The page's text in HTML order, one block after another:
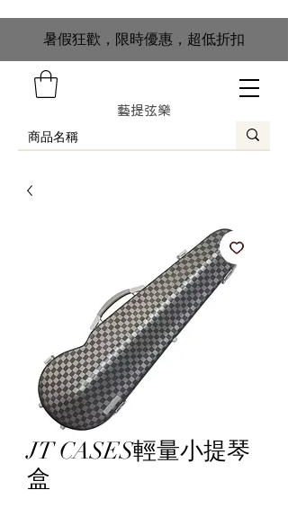
藝提弦樂
​暑假狂歡，限時優惠，超低折扣
JT CASES輕量小提琴
盒